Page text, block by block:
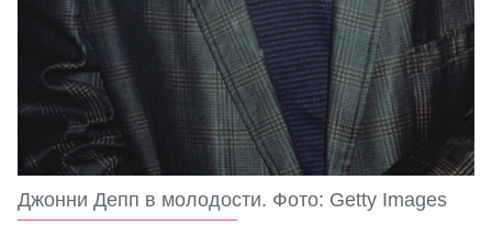
Джонни Депп в молодости. Фото: Getty Images